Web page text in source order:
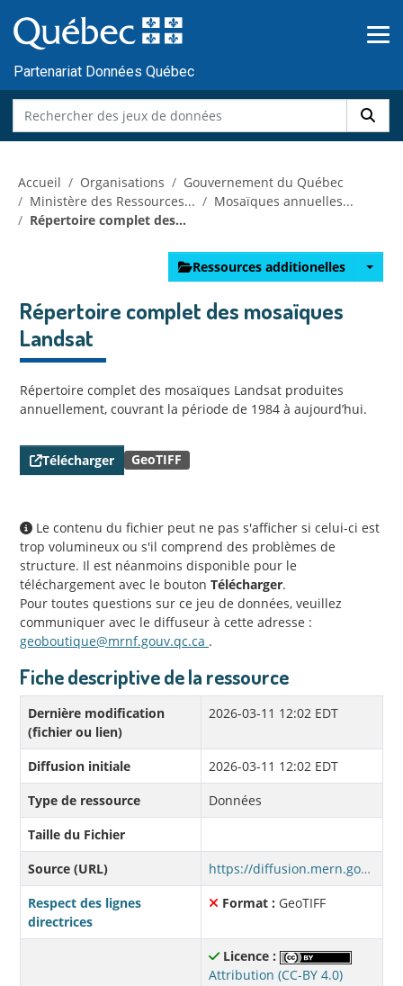
au
contenu
Partenariat Données Québec
Accueil Organisations
Gouvernement du Québec
Ministère des Ressources...
Mosaïques annuelles...
Répertoire complet des...
Ressources additionelles
Répertoire complet des mosaïques
Landsat
Répertoire complet des mosaïques Landsat produites
annuellement, couvrant la période de 1984 à aujourd’hui.
Télécharger GeoTIFF
Le contenu du fichier peut ne pas s'afficher si celui-ci est
trop volumineux ou s'il comprend des problèmes de
structure. Il est néanmoins disponible pour le
téléchargement avec le bouton Télécharger.
Pour toutes questions sur ce jeu de données, veuillez
communiquer avec le diffuseur à cette adresse :
geoboutique@mrnf.gouv.qc.ca .
Fiche descriptive de la ressource
Dernière modification
(fichier ou lien)
2026-03-11 12:02 EDT
Diffusion initiale
2026-03-11 12:02 EDT
Type de ressource
Données
Taille du Fichier
Source (URL)
https://diffusion.mern.gouv.qc.ca/diffusion/RGQ/Matriciel/Satellite/Regional/Mosaiques_Landsat_RNCan/Mosaiques/
Respect des lignes
directrices
Format : GeoTIFF
Licence :
Attribution (CC-BY 4.0)